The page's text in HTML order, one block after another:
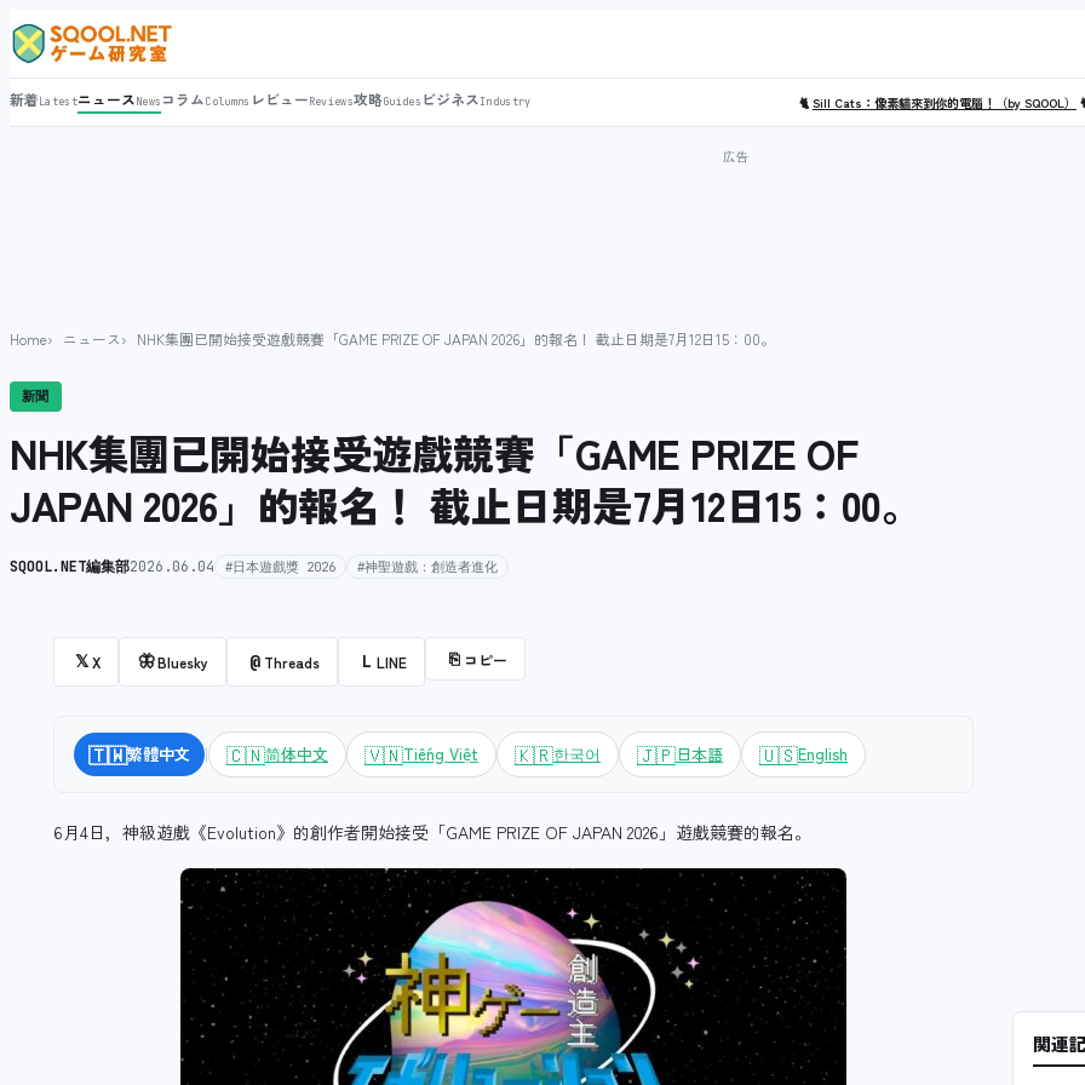
新着LatestニュースNews コラムColumns レビューReviews攻略Guides ビジネスIndustry 🐈Sill Cats：像素貓來到你的電腦！（by SQOOL）
Home ニュース NHK集團已開始接受遊戲競賽「GAME PRIZE OF JAPAN 2026」的報名！ 截止日期是7月12日15：00。
新聞
NHK集團已開始接受遊戲競賽「GAME PRIZE OF
JAPAN 2026」的報名！ 截止日期是7月12日15：00。
SQOOL.NET編集部2026.06.04 #日本遊戲獎 2026 #神聖遊戲：創造者進化
𝕏X 🦋Bluesky @ Threads L LINE ⎘ コピー
🇹🇼繁體中文 | 🇨🇳简体中文 🇻🇳Tiếng Việt 🇰🇷한국어 🇯🇵日本語 🇺🇸English
6月4日，神級遊戲《Evolution》的創作者開始接受「GAME PRIZE OF JAPAN 2026」遊戲競賽的報名。
関連